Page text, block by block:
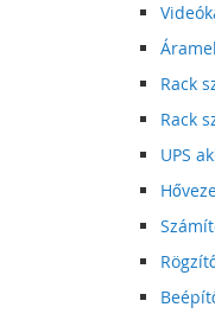
Rack
Rack
UPS